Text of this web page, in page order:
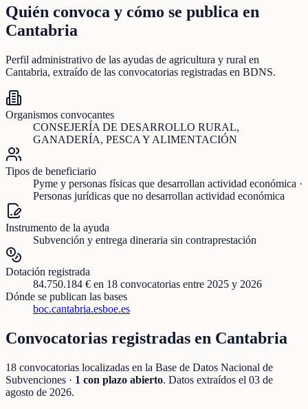
Quién convoca y cómo se publica en
Cantabria
Perfil administrativo de las ayudas de agricultura y rural en
Cantabria, extraído de las convocatorias registradas en BDNS.
Organismos convocantes
CONSEJERÍA DE DESARROLLO RURAL,
GANADERÍA, PESCA Y ALIMENTACIÓN
Tipos de beneficiario
Pyme y personas físicas que desarrollan actividad económica ·
Personas jurídicas que no desarrollan actividad económica
Instrumento de la ayuda
Subvención y entrega dineraria sin contraprestación
Dotación registrada
84.750.184 € en 18 convocatorias entre 2025 y 2026
Dónde se publican las bases
boc.cantabria.esboe.es
Convocatorias registradas en Cantabria
18 convocatorias localizadas en la Base de Datos Nacional de
Subvenciones · 1 con plazo abierto. Datos extraídos el 03 de
agosto de 2026.